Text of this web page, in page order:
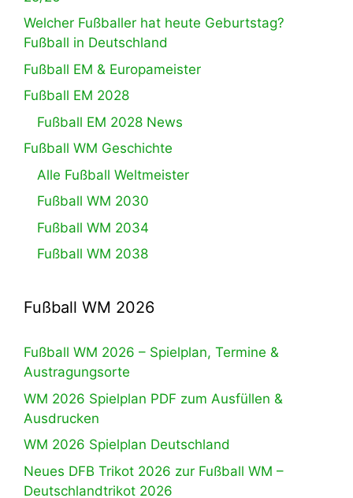
Welcher Fußballer hat heute Geburtstag?
Fußball in Deutschland
Fußball EM & Europameister
Fußball EM 2028
Fußball EM 2028 News
Fußball WM Geschichte
Alle Fußball Weltmeister
Fußball WM 2030
Fußball WM 2034
Fußball WM 2038
Fußball WM 2026
Fußball WM 2026 – Spielplan, Termine &
Austragungsorte
WM 2026 Spielplan PDF zum Ausfüllen &
Ausdrucken
WM 2026 Spielplan Deutschland
Neues DFB Trikot 2026 zur Fußball WM –
Deutschlandtrikot 2026